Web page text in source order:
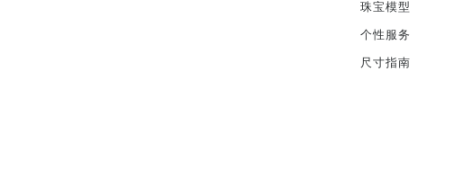
珠宝模型
个性服务
尺寸指南